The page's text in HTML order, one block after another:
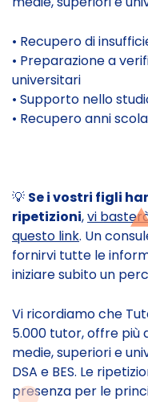
• Recupero di
• Preparazione a
universitari
• Supporto nello
• Recupero anni
💡 Se i vostri figli
ripetizioni,vi
questo link. Un
fornirvi tutte le
iniziare subito un
Vi ricordiamo che
5.000 tutor, offre più
medie, superiori e
DSA e BES. Le
presenza per le